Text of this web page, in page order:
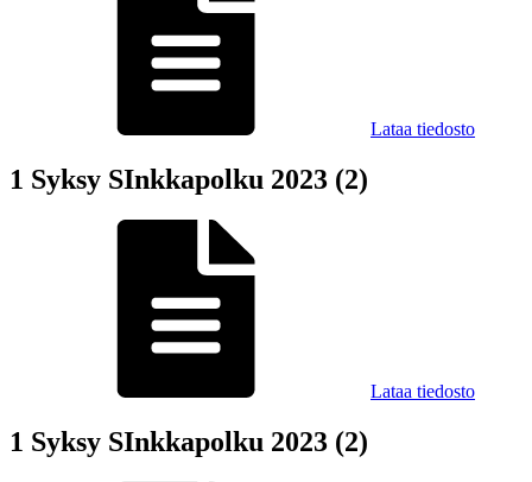
Lataa tiedosto
1 Syksy SInkkapolku 2023 (2)
Lataa tiedosto
1 Syksy SInkkapolku 2023 (2)